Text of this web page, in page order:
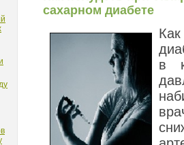
сахарном диабете
в